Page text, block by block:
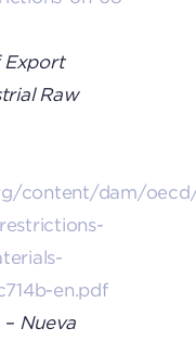
Export
Raw
content/dam/
en.pdf
– Nueva